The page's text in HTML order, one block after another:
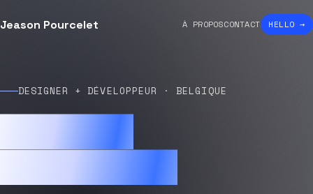
Jeason Pourcelet À PROPOSCONTACT HELLO →
DESIGNER + DÉVELOPPEUR · BELGIQUE
Jeason
Pourcelet